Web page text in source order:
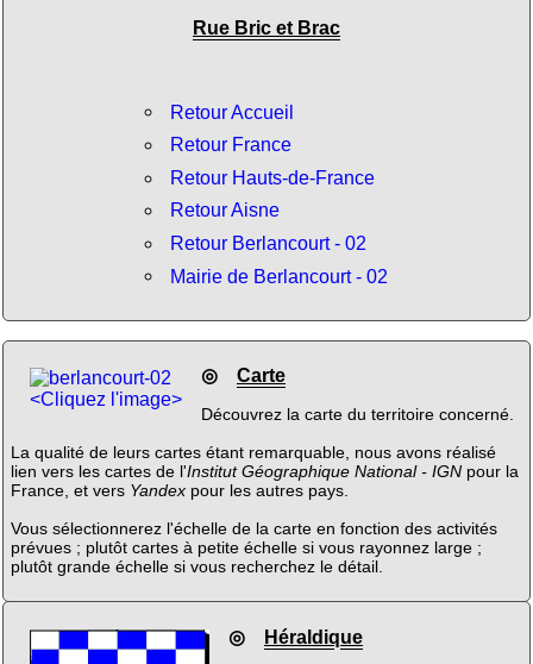
Rue Bric et Brac
Retour Accueil
Retour France
Retour Hauts-de-France
Retour Aisne
Retour Berlancourt - 02
Mairie de Berlancourt - 02
<Cliquez l'image>
◎ Carte
Découvrez la carte du territoire concerné.
La qualité de leurs cartes étant remarquable, nous avons réalisé
lien vers les cartes de l'Institut Géographique National - IGNpour la
France, et vers Yandexpour les autres pays.
Vous sélectionnerez l'échelle de la carte en fonction des activités
prévues ; plutôt cartes à petite échelle si vous rayonnez large ;
plutôt grande échelle si vous recherchez le détail.
◎ Héraldique